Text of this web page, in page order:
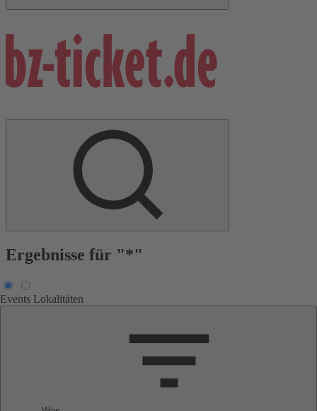
Ergebnisse für "*"
Events Lokalitäten